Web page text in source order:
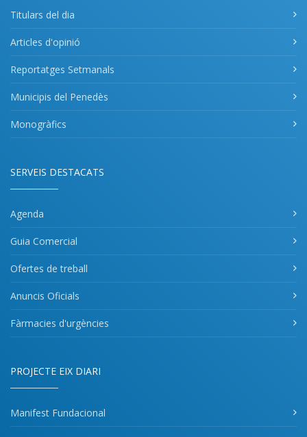
Titulars del dia
Articles d'opinió
Reportatges Setmanals
Municipis del Penedès
Monogràfics
SERVEIS DESTACATS
Agenda
Guia Comercial
Ofertes de treball
Anuncis Oficials
Fàrmacies d'urgències
PROJECTE EIX DIARI
Manifest Fundacional